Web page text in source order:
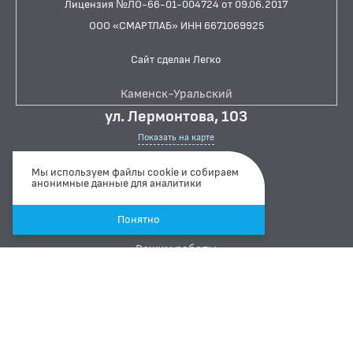
СПЕЦИАЛИЗИРОВАННЫЕ МЕТОДЫ
ИССЛЕДОВАНИЯ
БАКТЕРИОЛОГИЧЕСКИЕ ИССЛЕДОВАНИЯ
БИОЛОГИЧЕСКИХ ЖИДКОСТЕЙ
ГИСТОЛОГИЧЕСКИЕ ИССЛЕДОВАНИЯ
ДИАГНОСТИЧЕСКИЕ ПРОФИЛИ ИССЛЕДОВАНИЙ
КОАГУЛОЛОГИЧЕСКИЕ ИССЛЕДОВАНИЯ
ЛЕКАРСТВЕННЫЙ МОНИТОРИНГ
ПЦР-ДИАГНОСТИКА ИНФЕКЦИЙ
Лицензия №ЛО-66-01-004724 от 09.06.2017
ООО «СМАРТЛАБ» ИНН 6671069925
Сайт сделан Легко
Каменск-Уральский
ул. Лермонтова, 103
Показать на карте
+7 900 200 30 59
Связаться через Telegram
Режим работы
Мы используем файлы cookie и собираем
анонимные данные для аналитики
Понятно